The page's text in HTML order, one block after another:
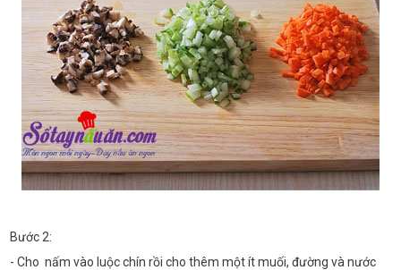
Bước 2:
- Cho nấm vào luộc chín rồi cho thêm một ít muối, đường và nước